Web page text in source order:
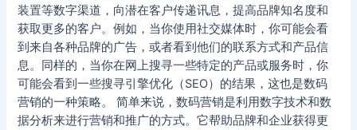
装置等数字渠道，向潜在客户传递讯息，提高品牌知名度和
获取更多的客户。例如，当你使用社交媒体时，你可能会看
到来自各种品牌的广告，或者看到他们的联系方式和产品信
息。同样的，当你在网上搜寻一些特定的产品或服务时，你
可能会看到一些搜寻引擎优化（SEO）的结果，这也是数码
营销的一种策略。 简单来说，数码营销是利用数字技术和数
据分析来进行营销和推广的方式。它帮助品牌和企业获得更